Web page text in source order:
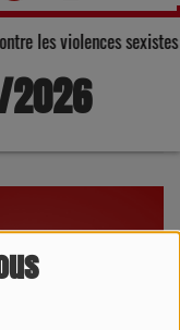
les violences